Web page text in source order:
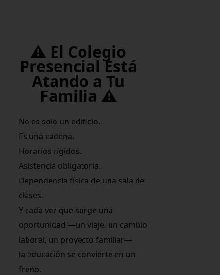
⚠️ El Colegio
Presencial Está
Atando a Tu
Familia ⚠️
No es solo un edificio.
Es una cadena.
Horarios rígidos.
Asistencia obligatoria.
Dependencia física de una sala de
clases.
Y cada vez que surge una
oportunidad —un viaje, un cambio
laboral, un proyecto familiar—
la educación se convierte en un
freno.